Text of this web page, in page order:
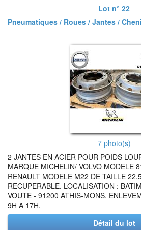
Lot n° 22
Pneumatiques / Roues / Jantes /
7 photo(s)
2 JANTES EN ACIER POUR POIDS
MARQUE MICHELIN/ VOLVO MODELE
RENAULT MODELE M22 DE TAILLE
RECUPERABLE. LOCALISATION :
VOUTE - 91200 ATHIS-MONS.
9H A 17H.
Détail du lot